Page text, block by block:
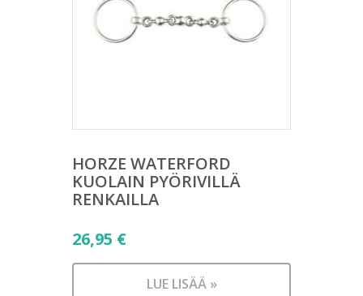
HORZE WATERFORD
KUOLAIN PYÖRIVILLÄ
RENKAILLA
26,95 €
LUE LISÄÄ »